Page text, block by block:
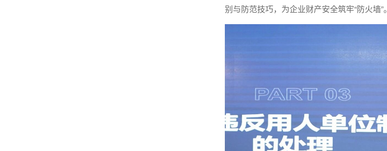
别与防范技巧，为企业财产安全筑牢“防火墙”。